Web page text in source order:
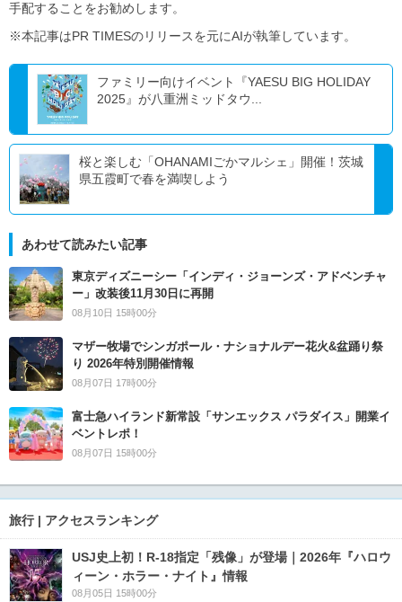
手配することをお勧めします。
※本記事はPR TIMESのリリースを元にAIが執筆しています。
ファミリー向けイベント『YAESU BIG HOLIDAY
2025』が八重洲ミッドタウ...
桜と楽しむ「OHANAMIごかマルシェ」開催！茨城
県五霞町で春を満喫しよう
あわせて読みたい記事
東京ディズニーシー「インディ・ジョーンズ・アドベンチャ
ー」改装後11月30日に再開
08月10日 15時00分
マザー牧場でシンガポール・ナショナルデー花火&盆踊り祭
り 2026年特別開催情報
08月07日 17時00分
富士急ハイランド新常設「サンエックス パラダイス」開業イ
ベントレポ！
08月07日 15時00分
旅行 | アクセスランキング
USJ史上初！R-18指定「残像」が登場｜2026年『ハロウ
ィーン・ホラー・ナイト』情報
08月05日 15時00分